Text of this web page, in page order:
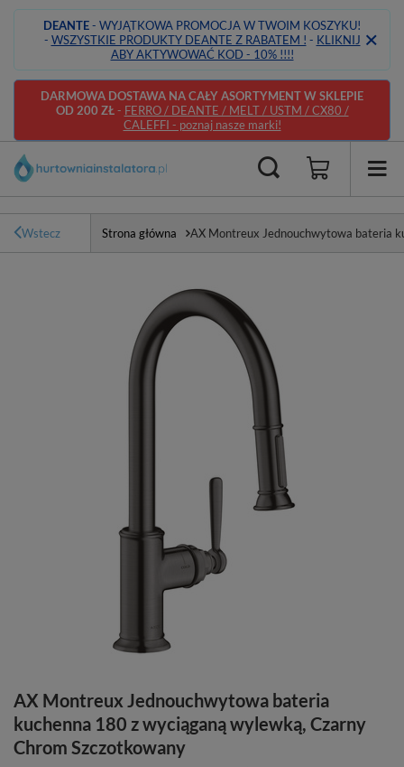
DEANTE- WYJĄTKOWA PROMOCJA W TWOIM KOSZYKU!
- WSZYSTKIE PRODUKTY DEANTE Z RABATEM ! - KLIKNIJ
ABY AKTYWOWAĆ KOD - 10% !!!!
DARMOWA DOSTAWA NA CAŁY ASORTYMENT W SKLEPIE
OD 200 ZŁ- FERRO / DEANTE / MELT / USTM / CX80 /
CALEFFI - poznaj nasze marki!
Wstecz Strona główna AX Montreux Jednouchwytowa bateria
AX Montreux Jednouchwytowa bateria
kuchenna 180 z wyciąganą wylewką, Czarny
Chrom Szczotkowany